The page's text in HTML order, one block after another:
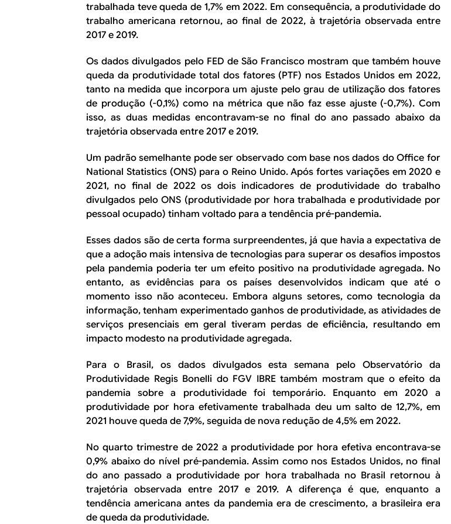
trabalhada teve queda de 1,7% em 2022. Em consequência, a produtividade do
trabalho americana retornou, ao final de 2022, à trajetória observada entre
2017 e 2019.
Os dados divulgados pelo FED de São Francisco mostram que também houve
queda da produtividade total dos fatores (PTF) nos Estados Unidos em 2022,
tanto na medida que incorpora um ajuste pelo grau de utilização dos fatores
de produção (-0,1%) como na métrica que não faz esse ajuste (-0,7%). Com
isso, as duas medidas encontravam-se no final do ano passado abaixo da
trajetória observada entre 2017 e 2019.
Um padrão semelhante pode ser observado com base nos dados doOffice for
National Statistics(ONS) para o Reino Unido. Após fortes variações em 2020 e
2021, no final de 2022 os dois indicadores de produtividade do trabalho
divulgados pelo ONS (produtividade por hora trabalhada e produtividade por
pessoal ocupado) tinham voltado para a tendência pré-pandemia.
Esses dados são de certa forma surpreendentes, já que havia a expectativa de
que a adoção mais intensiva de tecnologias para superar os desafios impostos
pela pandemia poderia ter um efeito positivo na produtividade agregada. No
entanto, as evidências para os países desenvolvidos indicam que até o
momento isso não aconteceu. Embora alguns setores, como tecnologia da
informação, tenham experimentado ganhos de produtividade, as atividades de
serviços presenciais em geral tiveram perdas de eficiência, resultando em
impacto modesto na produtividade agregada.
Para o Brasil, os dados divulgados esta semana pelo Observatório da
Produtividade Regis Bonelli do FGV IBRE também mostram que o efeito da
pandemia sobre a produtividade foi temporário. Enquanto em 2020 a
produtividade por hora efetivamente trabalhada deu um salto de 12,7%, em
2021 houve queda de 7,9%, seguida de nova redução de 4,5% em 2022.
No quarto trimestre de 2022 a produtividade por hora efetiva encontrava-se
0,9% abaixo do nível pré-pandemia. Assim como nos Estados Unidos, no final
do ano passado a produtividade por hora trabalhada no Brasil retornou à
trajetória observada entre 2017 e 2019. A diferença é que, enquanto a
tendência americana antes da pandemia era de crescimento, a brasileira era
de queda da produtividade.